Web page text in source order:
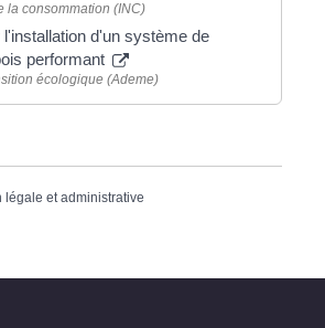
la consommation (INC)
l'installation d'un système de
performant
écologique (Ademe)
légale et administrative